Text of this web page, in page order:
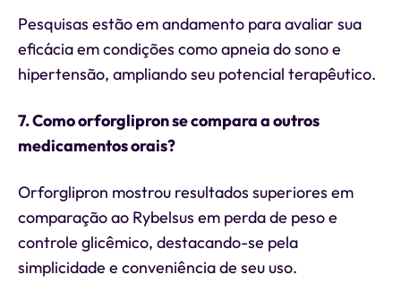
Pesquisas estão em andamento para avaliar sua
eficácia em condições como apneia do sono e
hipertensão, ampliando seu potencial terapêutico.
7. Como orforglipron se compara a outros
medicamentos orais?
Orforglipron mostrou resultados superiores em
comparação ao Rybelsus em perda de peso e
controle glicêmico, destacando-se pela
simplicidade e conveniência de seu uso.